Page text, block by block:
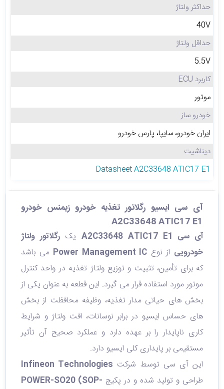
حداکثر ولتاژ
40V
حداقل ولتاژ
5.5V
کاربرد ECU
موتور
خودرو ساز
ایران خودرو، سایپا، پارس خودرو
دیتاشیت
Datasheet A2C33648 ATIC17 E1
آی سی ایسیو رگلاتور تغذیه خودرو زیمنس خودرو
A2C33648 ATIC17 E1
آی‌ سی A2C33648 ATIC17 E1 یکرگلاتور ولتاژ
خودرویی از نوع Power Management IC می‌ باشد
که برای تأمین، تثبیت و توزیع ولتاژ تغذیه در واحد کنترل
موتور مورد استفاده قرار می‌ گیرد. این قطعه به‌ عنوان یکی از
بخش‌ های حیاتی مدار تغذیه، وظیفه محافظت از بخش‌
های حساس ایسیو در برابر نوسانات، افت ولتاژ و شرایط
کاری ناپایدار را بر عهده دارد و عملکرد صحیح آن تأثیر
مستقیمی بر پایداری کلی ایسیو دارد.
این آی‌ سی توسط شرکت Infineon Technologies
طراحی و تولید شده و در پکیج POWER-SO20 (SOP-